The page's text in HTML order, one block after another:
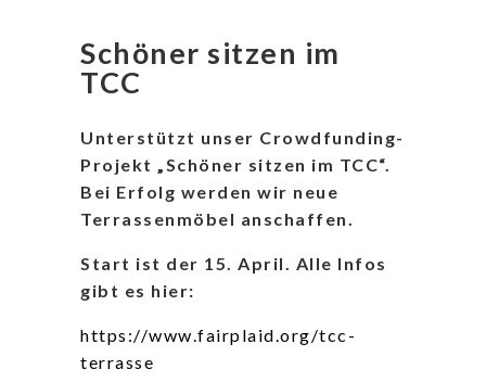
Schöner sitzen im
TCC
Unterstützt unser Crowdfunding-
Projekt „Schöner sitzen im TCC“.
Bei Erfolg werden wir neue
Terrassenmöbel anschaffen.
Start ist der 15. April. Alle Infos
gibt es hier:
https://www.fairplaid.org/tcc-
terrasse